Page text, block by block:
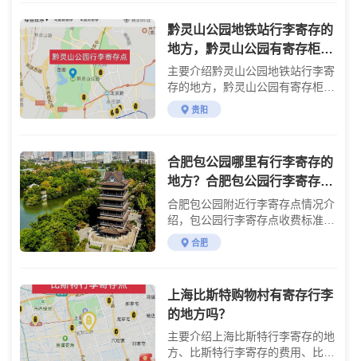
黔灵山公园地铁站行李寄存的
地方，黔灵山公园有寄存柜
吗？黔灵山公园行李寄存处，
贵阳有行李寄送服务吗？
主要介绍黔灵山公园地铁站行李寄
存的地方，黔灵山公园有寄存柜
吗？黔灵山公园行李寄存处。贵阳
黔灵山公园地铁站有行李寄存的地
贵阳
合肥包公园哪里有行李寄存的
地方？合肥包公园行李寄存怎
么收费？
合肥包公园附近行李寄存点情况介
绍，包公园行李寄存点收费标准介
绍
合肥
上海比斯特购物村有寄存行李
的地方吗？
主要介绍上海比斯特行李寄存的地
方、比斯特行李寄存的费用、比斯